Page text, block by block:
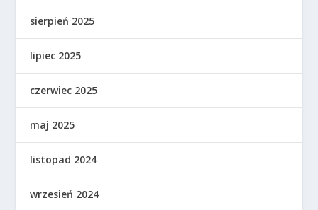
sierpień 2025
lipiec 2025
czerwiec 2025
maj 2025
listopad 2024
wrzesień 2024